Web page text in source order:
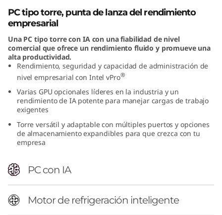
n
e
T
w
e
PC tipo torre, punta de lanza del rendimiento
empresarial
Una PC tipo torre con IA con una fiabilidad de nivel
comercial que ofrece un rendimiento fluido y promueve una
alta productividad.
Rendimiento, seguridad y capacidad de administración de
nivel empresarial con Intel vPro®
Varias GPU opcionales líderes en la industria y un
rendimiento de IA potente para manejar cargas de trabajo
exigentes
Torre versátil y adaptable con múltiples puertos y opciones
de almacenamiento expandibles para que crezca con tu
empresa
PC con IA
Motor de refrigeración inteligente